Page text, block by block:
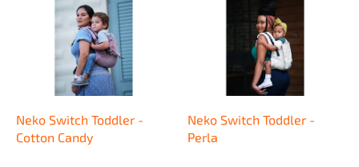
Neko Switch Toddler -
Cotton Candy
Neko Switch Toddler -
Perla